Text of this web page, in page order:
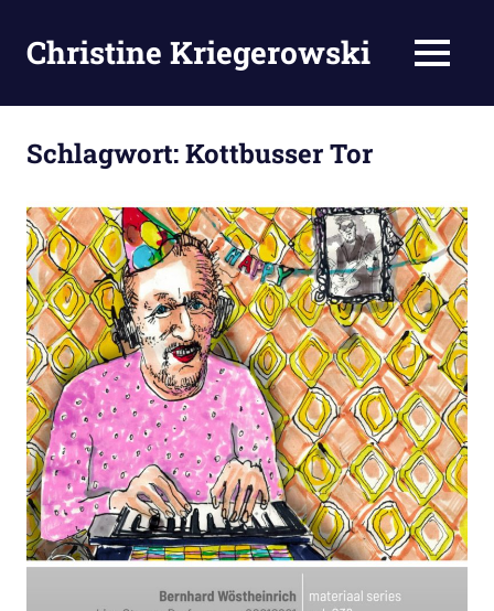
Inhalt
springen
Christine Kriegerowski MENÜ
Schlagwort:Kottbusser Tor